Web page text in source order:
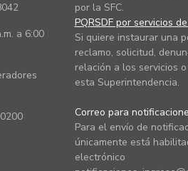
a 6:00
por la SFC.
PQRSDF por servicios
Si quiere instaurar una
reclamo, solicitud,
relación a los servicios
esta Superintendencia.
Correo para
Para el envío de
únicamente está
electrónico